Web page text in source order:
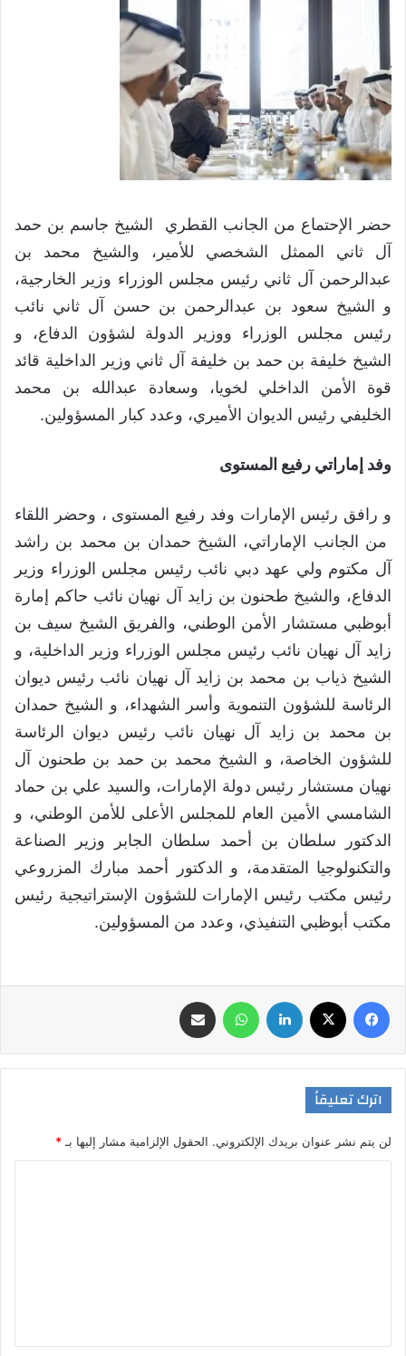
حضر الإحتماع من الجانب القطري الشيخ جاسم بن حمد
آل ثاني الممثل الشخصي للأمير، والشيخ محمد بن
عبدالرحمن آل ثاني رئيس مجلس الوزراء وزير الخارجية،
و الشيخ سعود بن عبدالرحمن بن حسن آل ثاني نائب
رئيس مجلس الوزراء ووزير الدولة لشؤون الدفاع، و
الشيخ خليفة بن حمد بن خليفة آل ثاني وزير الداخلية قائد
قوة الأمن الداخلي لخويا، وسعادة عبدالله بن محمد
الخليفي رئيس الديوان الأميري، وعدد كبار المسؤولين.
وفد إماراتي رفيع المستوى
و رافق رئيس الإمارات وفد رفيع المستوى ، وحضر اللقاء
من الجانب الإماراتي، الشيخ حمدان بن محمد بن راشد
آل مكتوم ولي عهد دبي نائب رئيس مجلس الوزراء وزير
الدفاع، والشيخ طحنون بن زايد آل نهيان نائب حاكم إمارة
أبوظبي مستشار الأمن الوطني، والفريق الشيخ سيف بن
زايد آل نهيان نائب رئيس مجلس الوزراء وزير الداخلية، و
الشيخ ذياب بن محمد بن زايد آل نهيان نائب رئيس ديوان
الرئاسة للشؤون التنموية وأسر الشهداء، و الشيخ حمدان
بن محمد بن زايد آل نهيان نائب رئيس ديوان الرئاسة
للشؤون الخاصة، و الشيخ محمد بن حمد بن طحنون آل
نهيان مستشار رئيس دولة الإمارات، والسيد علي بن حماد
الشامسي الأمين العام للمجلس الأعلى للأمن الوطني، و
الدكتور سلطان بن أحمد سلطان الجابر وزير الصناعة
والتكنولوجيا المتقدمة، و الدكتور أحمد مبارك المزروعي
رئيس مكتب رئيس الإمارات للشؤون الإستراتيجية رئيس
مكتب أبوظبي التنفيذي، وعدد من المسؤولين.
اترك تعليقاً
لن يتم نشر عنوان بريدك الإلكتروني. الحقول الإلزامية مشار إليها بـ *